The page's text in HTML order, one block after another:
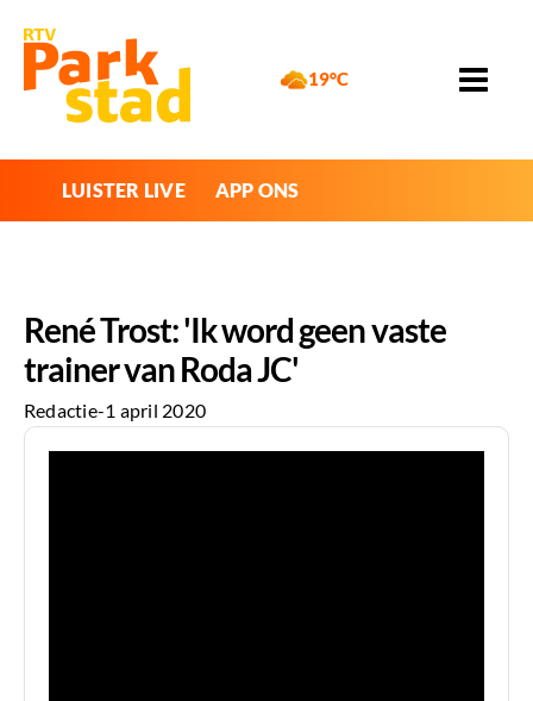
19°C
LUISTER LIVE APP ONS
René Trost: 'Ik word geen vaste
trainer van Roda JC'
Redactie-1 april 2020